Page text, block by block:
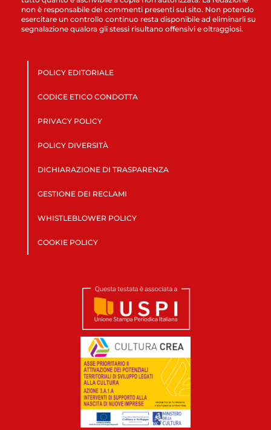
non è responsabile dei commenti presenti sul sito. Non potendo
esercitare un controllo continuo resta disponibile ad eliminarli su
segnalazione qualora gli stessi risultano offensivi e oltraggiosi.
POLICY EDITORIALE
CODICE ETICO CONDOTTA
PRIVACY POLICY
POLICY DIVERSITÀ
DICHIARAZIONE DI TRASPARENZA
GESTIONE DEI RECLAMI
WHISTLEBLOWER POLICY
COOKIE POLICY